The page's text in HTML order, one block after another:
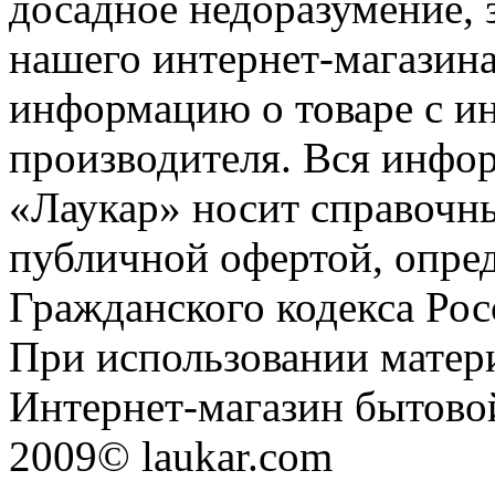
нашего интернет-
информацию о товаре с
производителя. Вся
«Лаукар» носит
публичной офертой,
Гражданского кодекса
При использовании
Интернет-магазин
2009© laukar.com